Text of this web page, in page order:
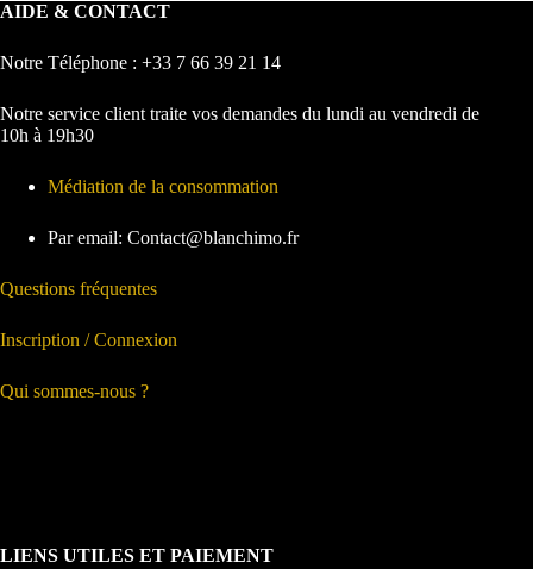
AIDE & CONTACT
Notre Téléphone : +33 7 66 39 21 14
Notre service client traite vos demandes du lundi au vendredi de
10h à 19h30
Médiation de la consommation
Par email: Contact@blanchimo.fr
Questions fréquentes
Inscription / Connexion
Qui sommes-nous ?
LIENS UTILES ET PAIEMENT